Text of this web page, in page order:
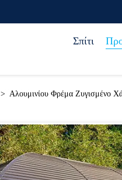
Σπίτι
> Αλουμινίου Φρέμα Ζυγισμένο